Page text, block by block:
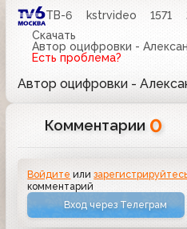
ТВ-6 kstrvideo 1571
Скачать
Автор оцифровки -
Есть проблема?
Автор оцифровки -
Комментарии 0
Войдите или
комментарий
Вход через Телеграм